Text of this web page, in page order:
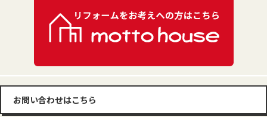
お問い合わせはこちら